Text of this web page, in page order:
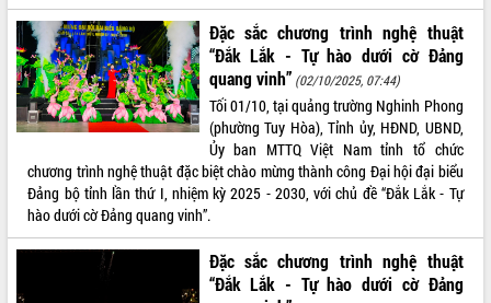
Lễ phát động chuỗi hoạt động chung
tay làm sạch môi trường
Xã Ea Kar bước chuyển mình trong
công tác cải cách hành chính mô hình
mới
UBND tỉnh họp báo định kỳ tháng 4
Hội thảo khoa học “Giải pháp thúc đẩy
phát triển nền kinh tế xanh tại tỉnh
Đắk Lắk”
Tăng cường giám sát, đôn đốc thực
hiện nhiệm vụ quản lý tài sản công
hàng tuần
Đặc sắc chương trình nghệ thuật
“Đắk Lắk - Tự hào dưới cờ Đảng
quang vinh” (02/10/2025, 07:44)
Tối 01/10, tại quảng trường Nghinh Phong
(phường Tuy Hòa), Tỉnh ủy, HĐND, UBND,
Ủy ban MTTQ Việt Nam tỉnh tổ chức
chương trình nghệ thuật đặc biệt chào mừng thành công Đại hội đại biểu
Đảng bộ tỉnh lần thứ I, nhiệm kỳ 2025 - 2030, với chủ đề “Đắk Lắk - Tự
hào dưới cờ Đảng quang vinh”.
Đặc sắc chương trình nghệ thuật
“Đắk Lắk - Tự hào dưới cờ Đảng